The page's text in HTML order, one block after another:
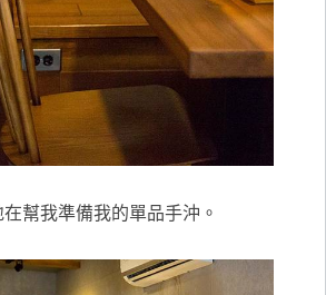
幫我準備我的單品手沖。